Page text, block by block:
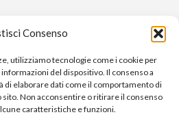
Consenso
utilizziamo tecnologie come i cookie per
del dispositivo. Il consenso a
di elaborare dati come il comportamento di
sito. Non acconsentire o ritirare il consenso
caratteristiche e funzioni.